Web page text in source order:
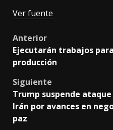
Ver fuente
Post
navigation
Anterior
Ejecutarán trabajos
producción
Siguiente
Trump suspende
Irán por avances en
paz